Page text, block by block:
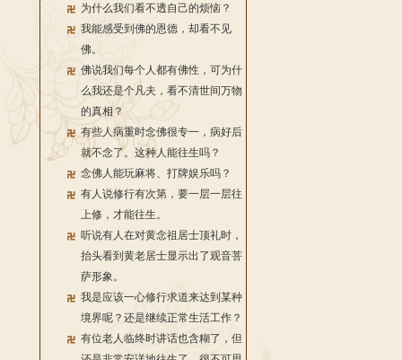
为什么我们看不透自己的烦恼？
我能感受到佛的恩德，却看不见
佛。
佛说我们每个人都有佛性，可为什
么我还是个凡夫，看不清世间万物
的真相？
有些人病重时念佛很专一，病好后
就不念了。这种人能往生吗？
念佛人能玩麻将、打牌娱乐吗？
有人说修行有次第，要一层一层往
上修，才能往生。
听说有人在对黄念祖居士顶礼时，
抬头看到黄老居士显示出了观音菩
萨形象。
我是应该一心修行求道来达到某种
境界呢？还是继续正常生活工作？
有位老人临终时讲话也含糊了，但